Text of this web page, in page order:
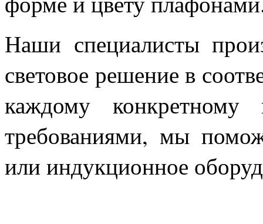
Наши специалисты
световое решение в
каждому
требованиями, мы
или индукционное